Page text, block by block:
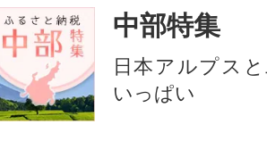
中部特集
日本アルプス
いっぱい